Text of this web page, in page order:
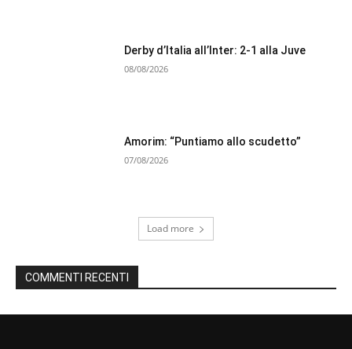
Derby d’Italia all’Inter: 2-1 alla Juve
08/08/2026
Amorim: “Puntiamo allo scudetto”
07/08/2026
Load more
COMMENTI RECENTI